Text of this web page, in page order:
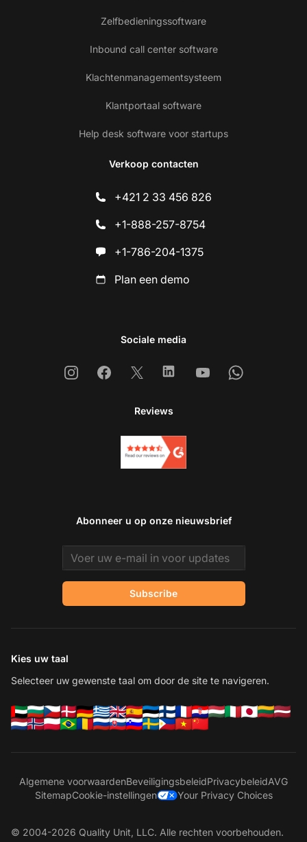
Zelfbedieningssoftware
Inbound call center software
Klachtenmanagementsysteem
Klantportaal software
Help desk software voor startups
Verkoop contacten
+421 2 33 456 826
+1-888-257-8754
+1-786-204-1375
Plan een demo
Sociale media
InstagramFacebook
X LinkedinYoutubeWhatsapp
Reviews
Abonneer u op onze nieuwsbrief
Email address
Subscribe
Kies uw taal
Selecteer uw gewenste taal om door de site te navigeren.
Algemene voorwaardenBeveiligingsbeleidPrivacybeleidAVG
SitemapCookie-instellingen Your Privacy Choices
© 2004-2026 Quality Unit, LLC. Alle rechten voorbehouden.